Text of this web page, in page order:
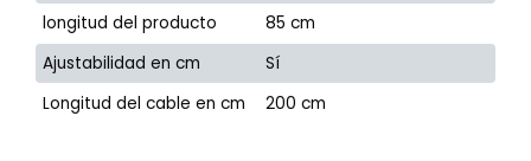
longitud del producto
85 cm
Ajustabilidad en cm
Sí
Longitud del cable en cm
200 cm